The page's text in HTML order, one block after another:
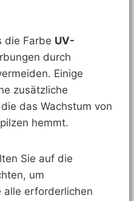
die Farbe UV-
durch
Einige
zusätzliche
das Wachstum von
hemmt.
Sie auf die
um
alle erforderlichen